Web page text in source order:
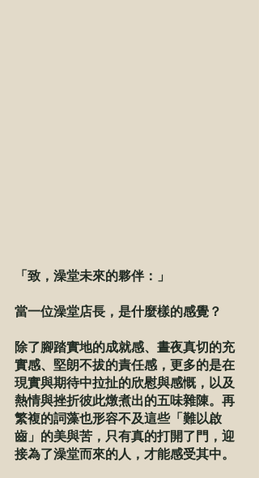
​「致，澡堂未來的夥伴：」
當一位澡堂店長，是什麼樣的感覺？
除了腳踏實地的成就感、晝夜真切的充
實感、堅朗不拔的責任感，更多的是在
現實與期待中拉扯的欣慰與感慨，以及
熱情與挫折彼此燉煮出的五味雜陳。再
繁複的詞藻也形容不及這些「難以啟
齒」的美與苦，只有真的打開了門，迎
接為了澡堂而來的人，才能感受其中。